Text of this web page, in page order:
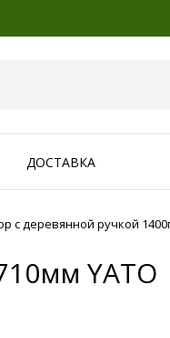
ДОСТАВКА
с деревянной ручкой
YATO